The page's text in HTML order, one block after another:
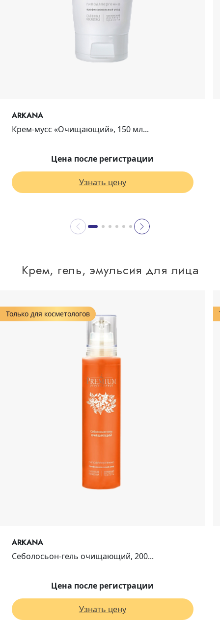
ARKANA
Крем-мусс «Очищающий», 150 мл...
Цена после регистрации
Узнать цену
Крем, гель, эмульсия для лица
Только для косметологов
ARKANA
Себолосьон-гель очищающий, 200...
Цена после регистрации
Узнать цену